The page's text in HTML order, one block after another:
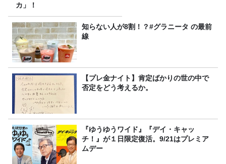
カ」！
知らない人が8割！？#グラニータ の最前
線
【プレ金ナイト】肯定ばかりの世の中で
否定をどう考えるか。
『ゆうゆうワイド』『デイ・キャッ
チ！』が１日限定復活。9/21はプレミア
ムデー